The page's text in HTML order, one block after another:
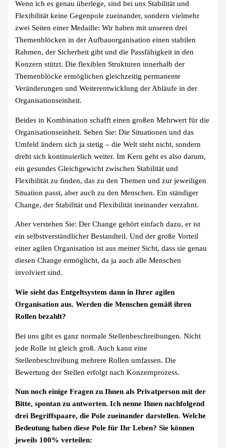
Wenn ich es genau überlege, sind bei uns Stabilität und
Flexibilität keine Gegenpole zueinander, sondern vielmehr
zwei Seiten einer Medaille: Wir haben mit unseren drei
Themenblöcken in der Aufbauorganisation einen stabilen
Rahmen, der Sicherheit gibt und die Passfähigkeit in den
Konzern stützt. Die flexiblen Strukturen innerhalb der
Themenblöcke ermöglichen gleichzeitig permanente
Veränderungen und Weiterentwicklung der Abläufe in der
Organisationseinheit.
Beides in Kombination schafft einen großen Mehrwert für die
Organisationseinheit. Sehen Sie: Die Situationen und das
Umfeld ändern sich ja stetig – die Welt steht nicht, sondern
dreht sich kontinuierlich weiter. Im Kern geht es also darum,
ein gesundes Gleichgewicht zwischen Stabilität und
Flexibilität zu finden, das zu den Themen und zur jeweiligen
Situation passt, aber auch zu den Menschen. Ein ständiger
Change, der Stabilität und Flexibilität ineinander verzahnt.
Aber verstehen Sie: Der Change gehört einfach dazu, er ist
ein selbstverständlicher Bestandteil. Und der große Vorteil
einer agilen Organisation ist aus meiner Sicht, dass sie genau
diesen Change ermöglicht, da ja auch alle Menschen
involviert sind.
Wie sieht das Entgeltsystem dann in Ihrer agilen
Organisation aus. Werden die Menschen gemäß ihren
Rollen bezahlt?
Bei uns gibt es ganz normale Stellenbeschreibungen. Nicht
jede Rolle ist gleich groß. Auch kann eine
Stellenbeschreibung mehrere Rollen umfassen. Die
Bewertung der Stellen erfolgt nach Konzernprozess.
Nun noch einige Fragen zu Ihnen als Privatperson mit der
Bitte, spontan zu antworten. Ich nenne Ihnen nachfolgend
drei Begriffspaare, die Pole zueinander darstellen. Welche
Bedeutung haben diese Pole für Ihr Leben? Sie können
jeweils 100% verteilen: